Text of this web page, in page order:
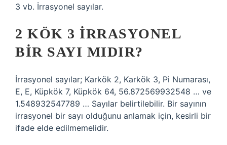
3 vb. İrrasyonel sayılar.
2 KÖK 3 IRRASYONEL
BIR SAYI MIDIR?
İrrasyonel sayılar; Karkök 2, Karkök 3, Pi Numarası,
E, E, Küpkök 7, Küpkök 64, 56.872569932548 … ve
1.548932547789 … Sayılar belirtilebilir. Bir sayının
irrasyonel bir sayı olduğunu anlamak için, kesirli bir
ifade elde edilmemelidir.